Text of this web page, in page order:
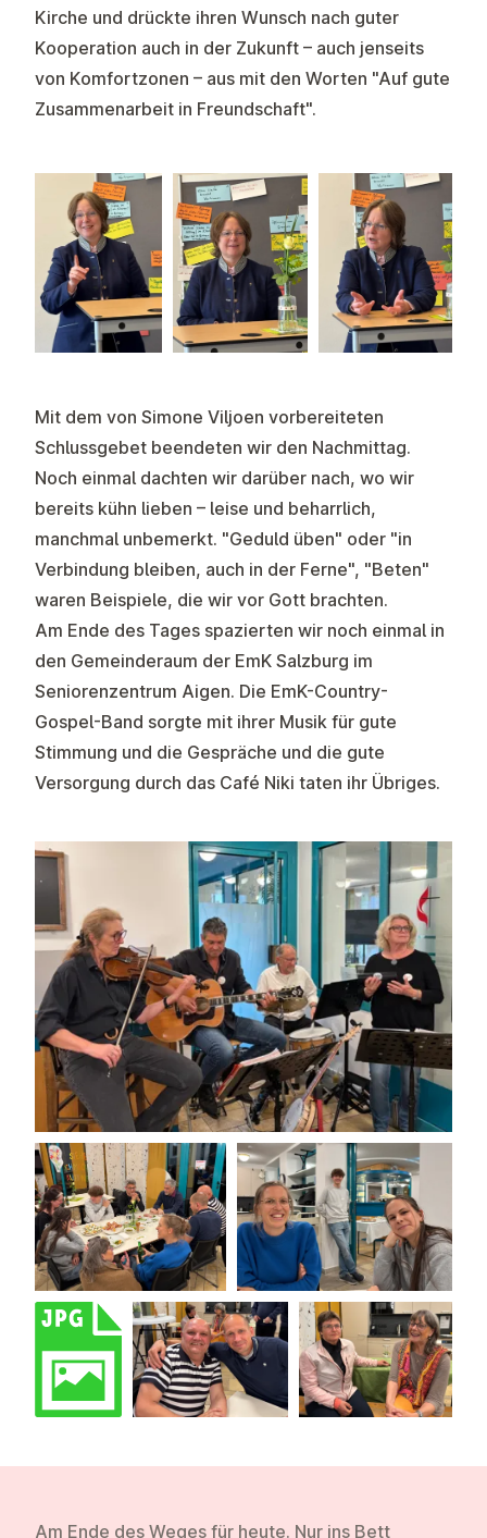
Kirche und drückte ihren Wunsch nach guter
Kooperation auch in der Zukunft – auch jenseits
von Komfortzonen – aus mit den Worten "Auf gute
Zusammenarbeit in Freundschaft".
Mit dem von Simone Viljoen vorbereiteten
Schlussgebet beendeten wir den Nachmittag.
Noch einmal dachten wir darüber nach, wo wir
bereits kühn lieben – leise und beharrlich,
manchmal unbemerkt. "Geduld üben" oder "in
Verbindung bleiben, auch in der Ferne", "Beten"
waren Beispiele, die wir vor Gott brachten.
Am Ende des Tages spazierten wir noch einmal in
den Gemeinderaum der EmK Salzburg im
Seniorenzentrum Aigen. Die EmK-Country-
Gospel-Band sorgte mit ihrer Musik für gute
Stimmung und die Gespräche und die gute
Versorgung durch das Café Niki taten ihr Übriges.
Am Ende des Weges für heute. Nur ins Bett